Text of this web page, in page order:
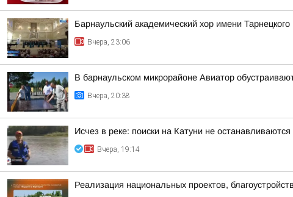
Барнаульский академический хор имени
Вчера, 23:06
В барнаульском микрорайоне Авиатор
Вчера, 20:38
Исчез в реке: поиски на Катуни не останавливаются
Вчера, 19:14
Реализация национальных проектов,